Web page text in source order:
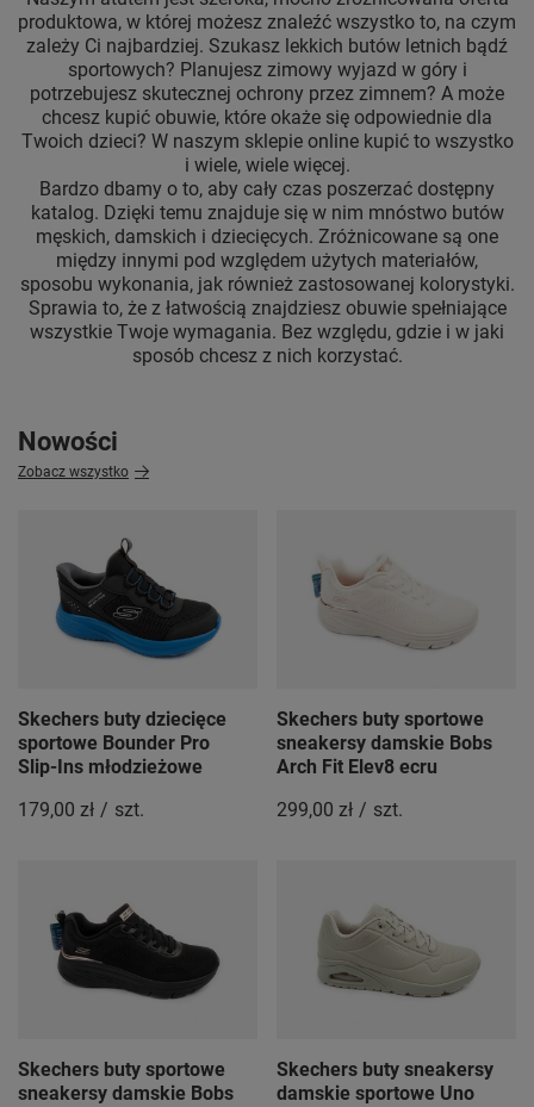
produktowa, w której możesz znaleźć wszystko to, na czym
zależy Ci najbardziej. Szukasz lekkich butów letnich bądź
sportowych? Planujesz zimowy wyjazd w góry i
potrzebujesz skutecznej ochrony przez zimnem? A może
chcesz kupić obuwie, które okaże się odpowiednie dla
Twoich dzieci? W naszym sklepie online kupić to wszystko
i wiele, wiele więcej.
Bardzo dbamy o to, aby cały czas poszerzać dostępny
katalog. Dzięki temu znajduje się w nim mnóstwo butów
męskich, damskich i dziecięcych. Zróżnicowane są one
między innymi pod względem użytych materiałów,
sposobu wykonania, jak również zastosowanej kolorystyki.
Sprawia to, że z łatwością znajdziesz obuwie spełniające
wszystkie Twoje wymagania. Bez względu, gdzie i w jaki
sposób chcesz z nich korzystać.
Nowości
Zobacz wszystko
Skechers buty dziecięce
sportowe Bounder Pro
Slip-Ins młodzieżowe
179,00 zł / szt.
Skechers buty sportowe
sneakersy damskie Bobs
Arch Fit Elev8 ecru
299,00 zł / szt.
Skechers buty sportowe
sneakersy damskie Bobs
Skechers buty sneakersy
damskie sportowe Uno